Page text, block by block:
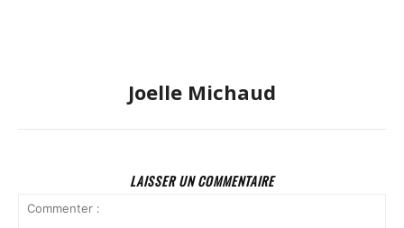
Joelle Michaud
LAISSER UN COMMENTAIRE